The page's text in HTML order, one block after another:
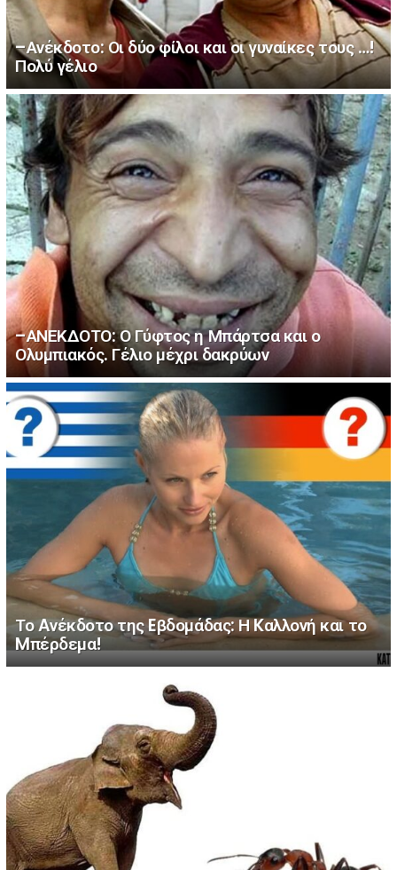
–Ανέκδοτο: Οι δύο φίλοι και οι γυναίκες τους …!
Πολύ γέλιο
–ΑΝΕΚΔΟΤΟ: Ο Γύφτος η Μπάρτσα και ο
Ολυμπιακός. Γέλιο μέχρι δακρύων
Το Aνέκδοτο της Eβδομάδας: Η Kαλλονή και το
Mπέρδεμα!